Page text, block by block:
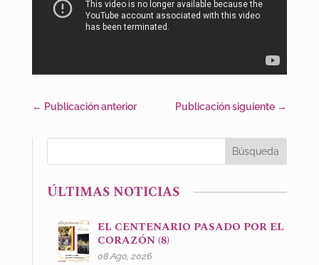
← Publicación anterior Publicación siguiente →
ÚLTIMAS NOTICIAS
EL CENTENARIO PASADO POR EL
CORAZÓN (8)
08 Ago, 2026